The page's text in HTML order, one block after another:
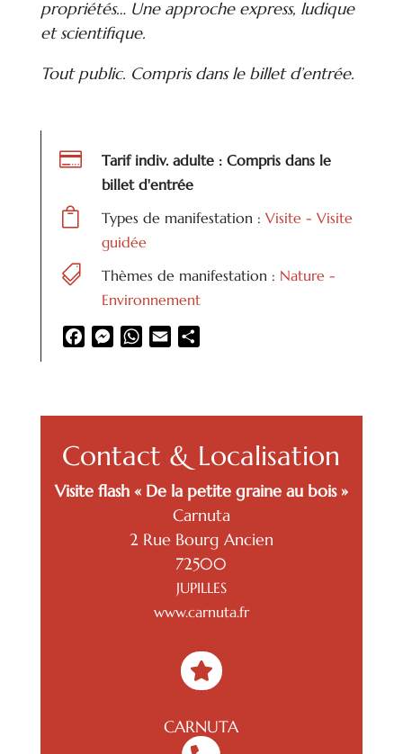
propriétés… Une approche express, ludique
et scientifique.
Tout public. Compris dans le billet d’entrée.

Tarif indiv. adulte : Compris dans le
billet d'entrée
 Types de manifestation : Visite - Visite
guidée
 Thèmes de manifestation : Nature -
Environnement
FacebookMessenger
WhatsApp
Email
Contact & Localisation
Visite flash « De la petite graine au bois »
Carnuta
2 Rue Bourg Ancien
72500
JUPILLES
www.carnuta.fr

CARNUTA